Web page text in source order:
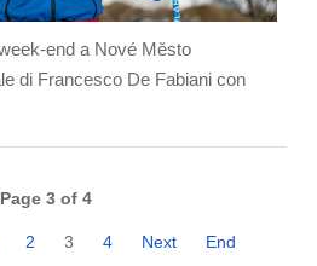
end a Nové Město
di Francesco De Fabiani con
Page 3 of 4
2 3 4 Next End